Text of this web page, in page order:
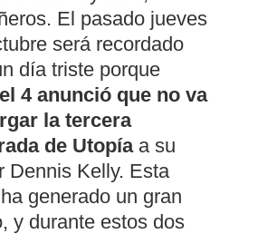
El pasado jueves
será recordado
día triste porque
4 anunció que no va
la tercera
de Utopíaa su
Dennis Kelly. Esta
generado un gran
y durante estos dos